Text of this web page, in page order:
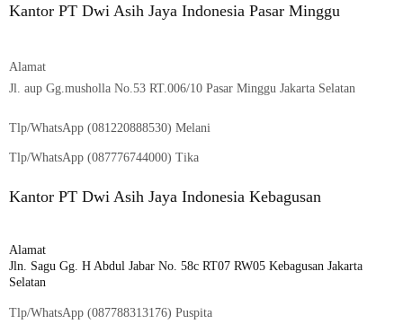
Kantor PT Dwi Asih Jaya Indonesia Pasar Minggu
Alamat
Jl. aup Gg.musholla No.53 RT.006/10 Pasar Minggu Jakarta Selatan
Tlp/WhatsApp (081220888530) Melani
Tlp/WhatsApp (087776744000) Tika
Kantor PT Dwi Asih Jaya Indonesia Kebagusan
Alamat
Jln. Sagu Gg. H Abdul Jabar No. 58c RT07 RW05 Kebagusan Jakarta
Selatan
Tlp/WhatsApp (087788313176) Puspita